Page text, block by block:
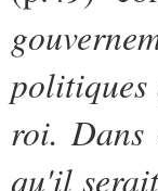
politiques
roi. Dans
qu'il